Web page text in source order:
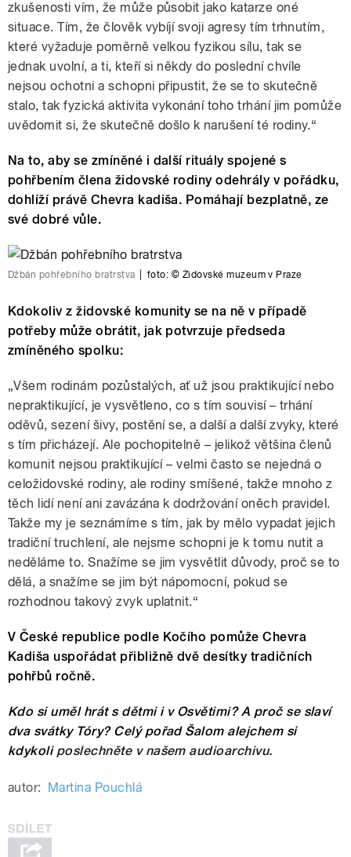
zkušenosti vím, že může působit jako katarze oné
situace. Tím, že člověk vybíjí svoji agresy tím trhnutím,
které vyžaduje poměrně velkou fyzikou sílu, tak se
jednak uvolní, a ti, kteří si někdy do poslední chvíle
nejsou ochotni a schopni připustit, že se to skutečně
stalo, tak fyzická aktivita vykonání toho trhání jim pomůže
uvědomit si, že skutečně došlo k narušení té rodiny.“
Na to, aby se zmíněné i další rituály spojené s
pohřbením člena židovské rodiny odehrály v pořádku,
dohlíží právě Chevra kadiša. Pomáhají bezplatně, ze
své dobré vůle.
Džbán pohřebního bratrstva foto: © Židovské muzeum v Praze
Kdokoliv z židovské komunity se na ně v případě
potřeby může obrátit, jak potvrzuje předseda
zmíněného spolku:
„Všem rodinám pozůstalých, ať už jsou praktikující nebo
nepraktikující, je vysvětleno, co s tím souvisí – trhání
oděvů, sezení šivy, postění se, a další a další zvyky, které
s tím přicházejí. Ale pochopitelně – jelikož většina členů
komunit nejsou praktikující – velmi často se nejedná o
celožidovské rodiny, ale rodiny smíšené, takže mnoho z
těch lidí není ani zavázána k dodržování oněch pravidel.
Takže my je seznámíme s tím, jak by mělo vypadat jejich
tradiční truchlení, ale nejsme schopni je k tomu nutit a
neděláme to. Snažíme se jim vysvětlit důvody, proč se to
dělá, a snažíme se jim být nápomocní, pokud se
rozhodnou takový zvyk uplatnit.“
V České republice podle Kočího pomůže Chevra
Kadiša uspořádat přibližně dvě desítky tradičních
pohřbů ročně.
Kdo si uměl hrát s dětmi i v Osvětimi? A proč se slaví
dva svátky Tóry? Celý pořad Šalom alejchem si
kdykoli poslechněte v našem audioarchivu.
autor: Martina Pouchlá